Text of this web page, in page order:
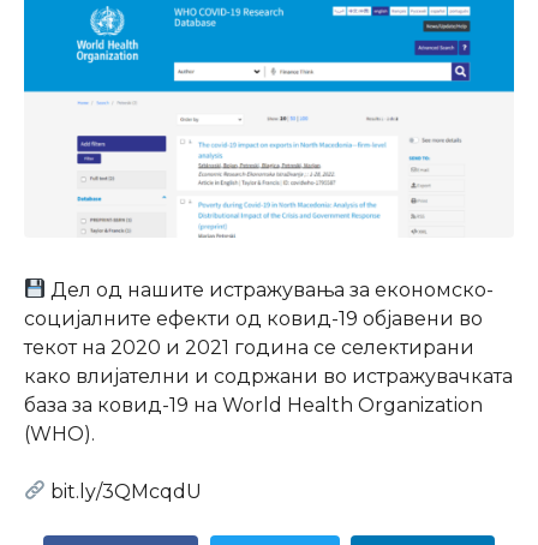
Дел од нашите истражувања за економско-
социјалните ефекти од ковид-19 објавени во
текот на 2020 и 2021 година се селектирани
како влијателни и содржани во истражувачката
база за ковид-19 на World Health Organization
(WHO).
bit.ly/3QMcqdU